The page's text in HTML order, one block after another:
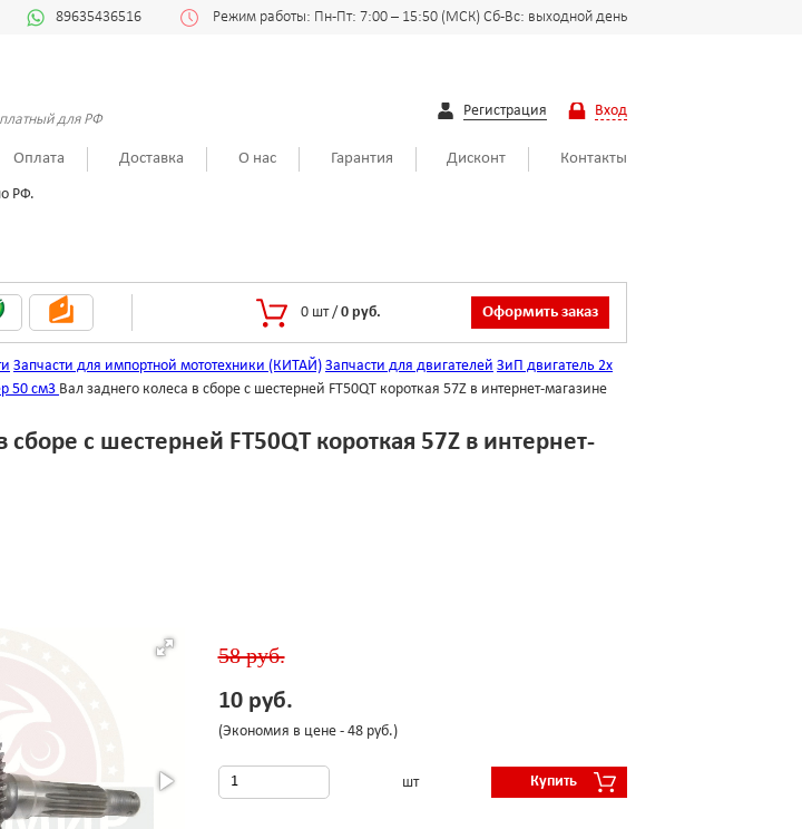
89635436516 Режим работы: Пн-Пт: 7:00 – 15:50 (МСК) Сб-Вс: выходной день
для РФ
Регистрация Вход
Оплата Доставка О нас Гарантия Дисконт Контакты
РФ.
0 шт / 0 руб. Оформить заказ
Запчасти для импортной мототехники (КИТАЙ) Запчасти для двигателей ЗиП двигатель 2х
50 см3 Вал заднего колеса в сборе с шестерней FT50QT короткая 57Z в интернет-магазине
сборе с шестерней FT50QT короткая 57Z в интернет-
58 руб.
10 руб.
(Экономия в цене - 48 руб.)
шт Купить